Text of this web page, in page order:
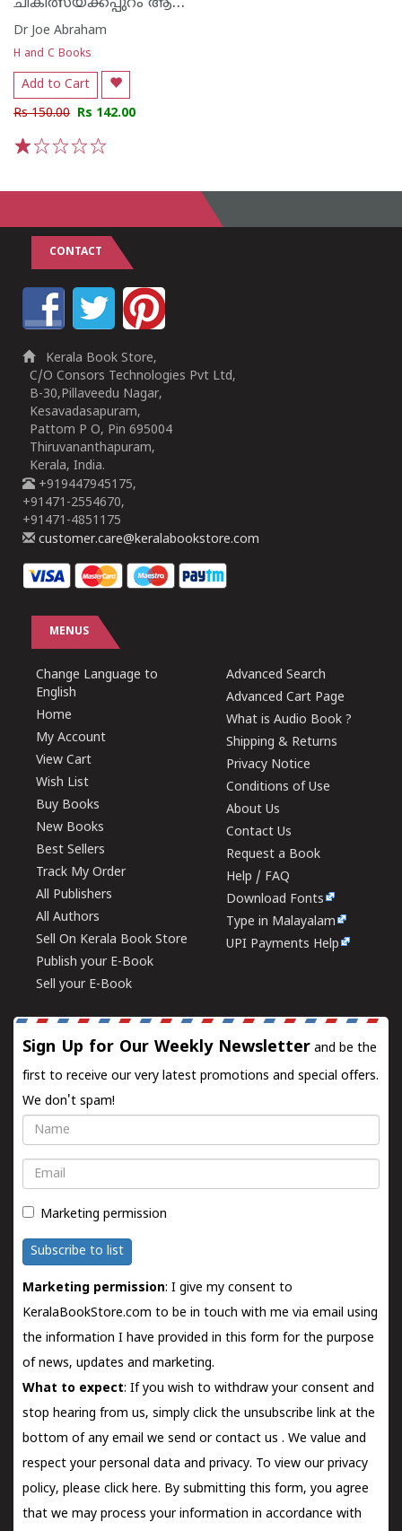
Dr Joe Abraham
H and C Books
Add to Cart
Rs 150.00 Rs 142.00
CONTACT
Kerala Book Store,
C/O Consors Technologies Pvt Ltd,
B-30,Pillaveedu Nagar,
Kesavadasapuram,
Pattom P O, Pin 695004
Thiruvananthapuram,
Kerala, India.
+919447945175,
+91471-2554670,
+91471-4851175
customer.care@keralabookstore.com
MENUS
Change Language to
English
Home
My Account
View Cart
Wish List
Buy Books
New Books
Best Sellers
Track My Order
All Publishers
All Authors
Sell On Kerala Book Store
Publish your E-Book
Sell your E-Book
Advanced Search
Advanced Cart Page
What is Audio Book ?
Shipping & Returns
Privacy Notice
Conditions of Use
About Us
Contact Us
Request a Book
Help / FAQ
Download Fonts
Type in Malayalam
UPI Payments Help
Sign Up for Our Weekly Newsletter and be the
first to receive our very latest promotions and special offers.
We don't spam!
Name
Email
Marketing permission
Subscribe to list
Marketing permission: I give my consent to
KeralaBookStore.com to be in touch with me via email using
the information I have provided in this form for the purpose
of news, updates and marketing.
What to expect: If you wish to withdraw your consent and
stop hearing from us, simply click the unsubscribe link at the
bottom of any email we send orcontact us . We value and
respect your personal data and privacy. To view our privacy
policy, please click here. By submitting this form, you agree
that we may process your information in accordance with